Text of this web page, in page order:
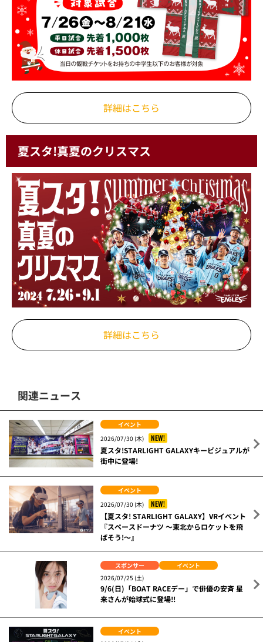
詳細はこちら
夏スタ!真夏のクリスマス
詳細はこちら
関連ニュース
イベント
2026/07/30 (木)
NEW!
夏スタ!STARLIGHT GALAXYキービジュアルが
街中に登場!
イベント
2026/07/30 (木)
NEW!
【夏スタ! STARLIGHT GALAXY】VRイベント
『スペースドーナツ ～東北からロケットを飛
ばそう!～』
スポンサー
イベント
2026/07/25 (土)
9/6(日)「BOAT RACEデー」で俳優の安斉 星
来さんが始球式に登場!!
イベント